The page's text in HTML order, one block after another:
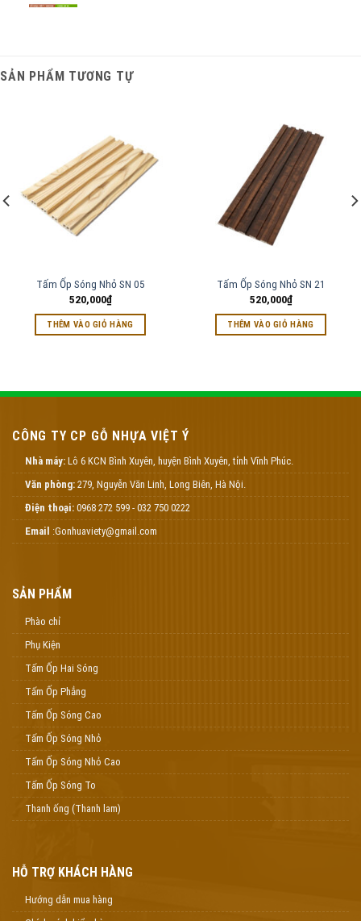
SẢN PHẨM TƯƠNG TỰ
Tấm Ốp Sóng Nhỏ SN 05
520,000₫
THÊM VÀO GIỎ HÀNG
Tấm Ốp Sóng Nhỏ SN 21
520,000₫
THÊM VÀO GIỎ HÀNG
CÔNG TY CP GỖ NHỰA VIỆT Ý
Nhà máy: Lô 6 KCN Bình Xuyên, huyện Bình Xuyên, tỉnh Vĩnh Phúc.
Văn phòng: 279, Nguyễn Văn Linh, Long Biên, Hà Nội.
Điện thoại: 0968 272 599 - 032 750 0222
Email :Gonhuaviety@gmail.com
SẢN PHẨM
Phào chỉ
Phụ Kiện
Tấm Ốp Hai Sóng
Tấm Ốp Phẳng
Tấm Ốp Sóng Cao
Tấm Ốp Sóng Nhỏ
Tấm Ốp Sóng Nhỏ Cao
Tấm Ốp Sóng To
Thanh ống (Thanh lam)
HỖ TRỢ KHÁCH HÀNG
Hướng dẫn mua hàng